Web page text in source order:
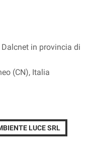
in provincia di
(CN), Italia
LUCE SRL